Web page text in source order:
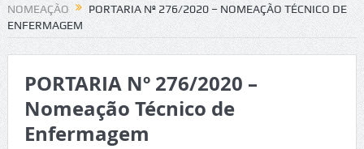
NOMEAÇÃO
PORTARIA Nº 276/2020 – NOMEAÇÃO TÉCNICO DE
ENFERMAGEM
PORTARIA Nº 276/2020 –
Nomeação Técnico de
Enfermagem